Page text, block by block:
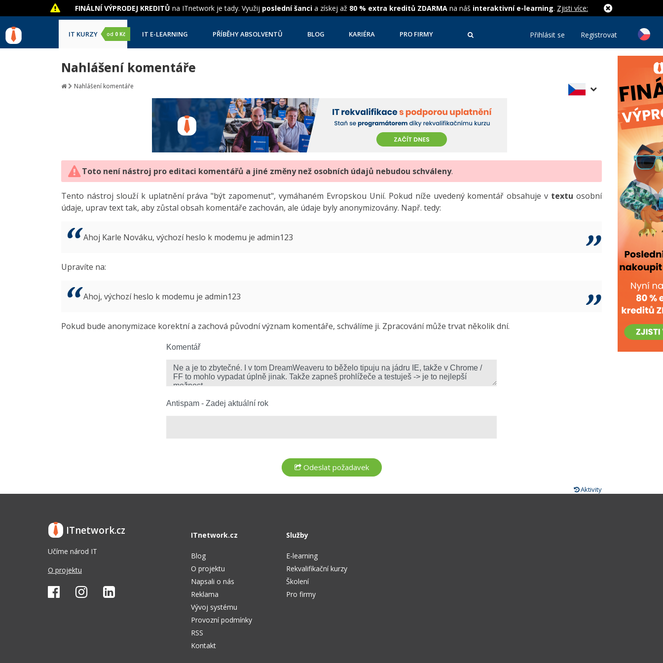
FINÁLNÍ VÝPRODEJ KREDITŮ na ITnetwork je tady. Využij poslední šanci a získej až 80 % extra kreditů ZDARMA na náš interaktivní e-learning. Zjisti více:
IT KURZY od 0 Kč IT E-LEARNING PŘÍBĚHY ABSOLVENTŮ BLOG KARIÉRA PRO FIRMY Přihlásit se Registrovat
Nahlášení komentáře
Nahlášení komentáře
Toto není nástroj pro editaci komentářů a jiné změny než osobních údajů nebudou schváleny.
Tento nástroj slouží k uplatnění práva "být zapomenut", vymáhaném Evropskou Unií. Pokud níže uvedený komentář obsahuje v textu osobní
údaje, uprav text tak, aby zůstal obsah komentáře zachován, ale údaje byly anonymizovány. Např. tedy:
Ahoj Karle Nováku, výchozí heslo k modemu je admin123
Upravíte na:
Ahoj, výchozí heslo k modemu je admin123
Pokud bude anonymizace korektní a zachová původní význam komentáře, schválíme ji. Zpracování může trvat několik dní.
Komentář
Antispam - Zadej aktuální rok
Aktivity
ITnetwork.cz
Učíme národ IT
O projektu
ITnetwork.cz
Blog
O projektu
Napsali o nás
Reklama
Vývoj systému
Provozní podmínky
RSS
Kontakt
Služby
E-learning
Rekvalifikační kurzy
Školení
Pro firmy